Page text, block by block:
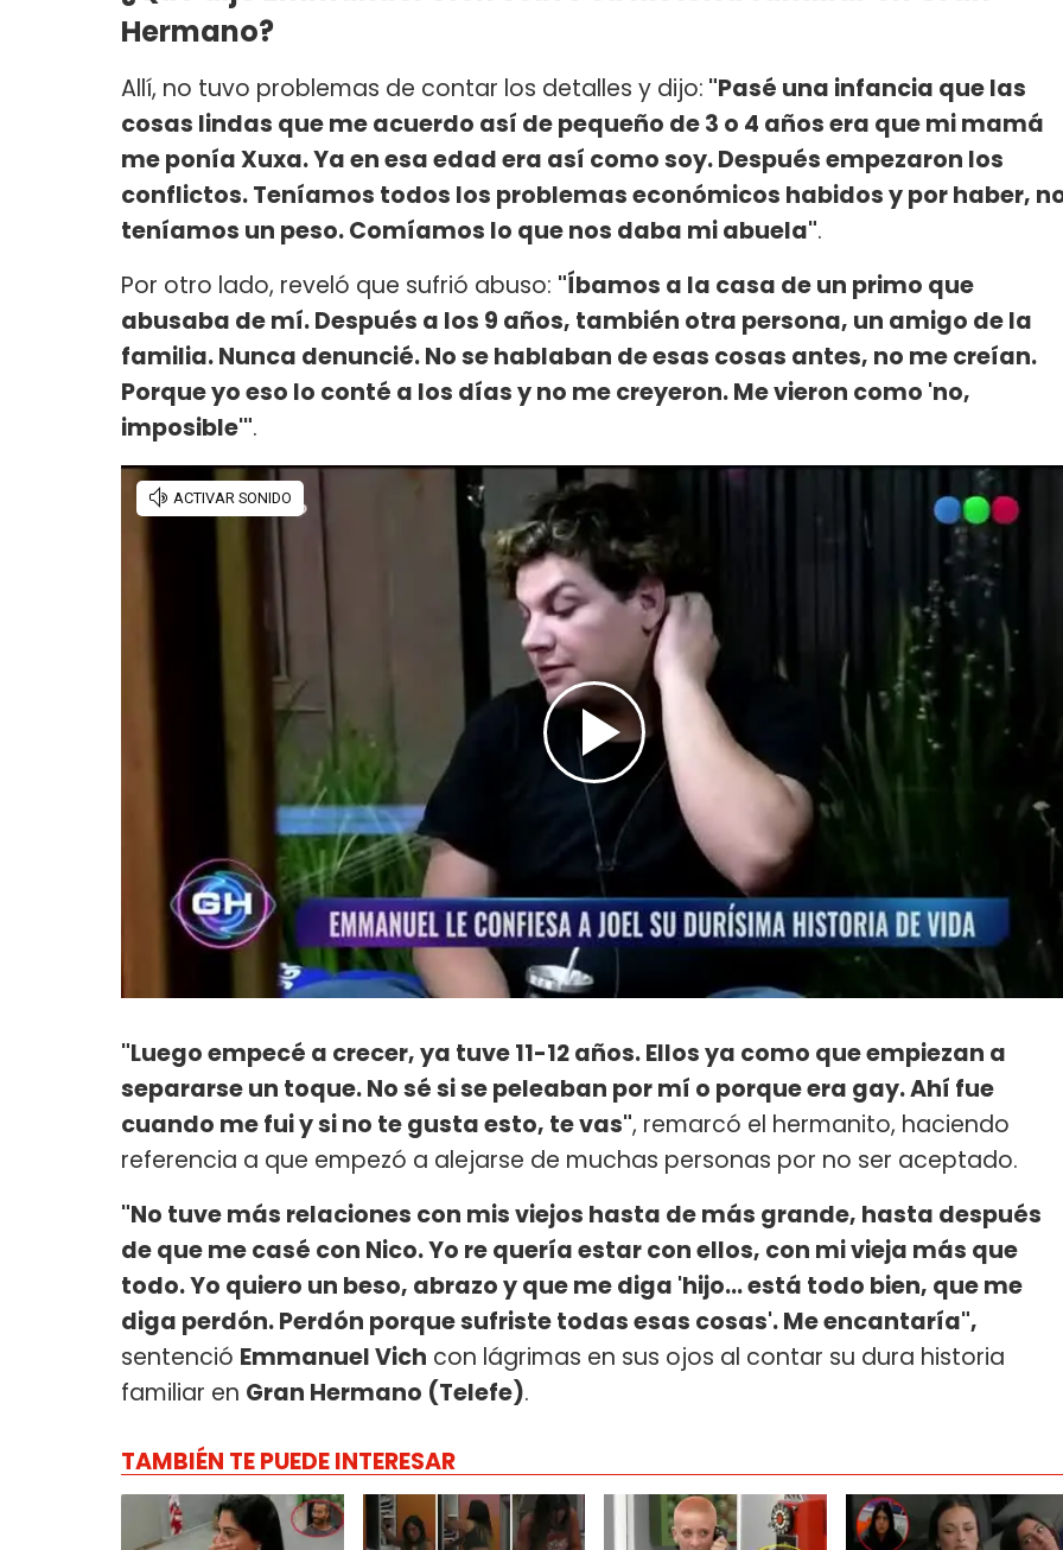
Hermano?
Allí, no tuvo problemas de contar los detalles y dijo: "Pasé una infancia que las
cosas lindas que me acuerdo así de pequeño de 3 o 4 años era que mi mamá
me ponía Xuxa. Ya en esa edad era así como soy. Después empezaron los
conflictos. Teníamos todos los problemas económicos habidos y por haber,
teníamos un peso. Comíamos lo que nos daba mi abuela".
Por otro lado, reveló que sufrió abuso: "Íbamos a la casa de un primo que
abusaba de mí. Después a los 9 años, también otra persona, un amigo de la
familia. Nunca denuncié. No se hablaban de esas cosas antes, no me creían.
Porque yo eso lo conté a los días y no me creyeron. Me vieron como 'no,
imposible'".
"Luego empecé a crecer, ya tuve 11-12 años. Ellos ya como que empiezan a
separarse un toque. No sé si se peleaban por mí o porque era gay. Ahí fue
cuando me fui y si no te gusta esto, te vas", remarcó el hermanito, haciendo
referencia a que empezó a alejarse de muchas personas por no ser aceptado.
"No tuve más relaciones con mis viejos hasta de más grande, hasta después
de que me casé con Nico. Yo re quería estar con ellos, con mi vieja más que
todo. Yo quiero un beso, abrazo y que me diga 'hijo... está todo bien, que me
diga perdón. Perdón porque sufriste todas esas cosas'. Me encantaría",
sentenció Emmanuel Vich con lágrimas en sus ojos al contar su dura historia
familiar en Gran Hermano (Telefe).
TAMBIÉN TE PUEDE INTERESAR